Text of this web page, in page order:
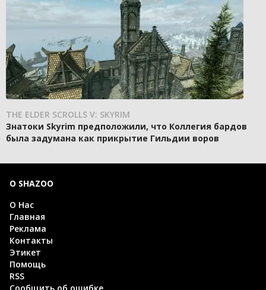
THE ELDER SCROLLS V: SKYRIM
Знатоки Skyrim предположили, что Коллегия бардов
была задумана как прикрытие Гильдии воров
О SHAZOO
О Нас
Главная
Реклама
Контакты
Этикет
Помощь
RSS